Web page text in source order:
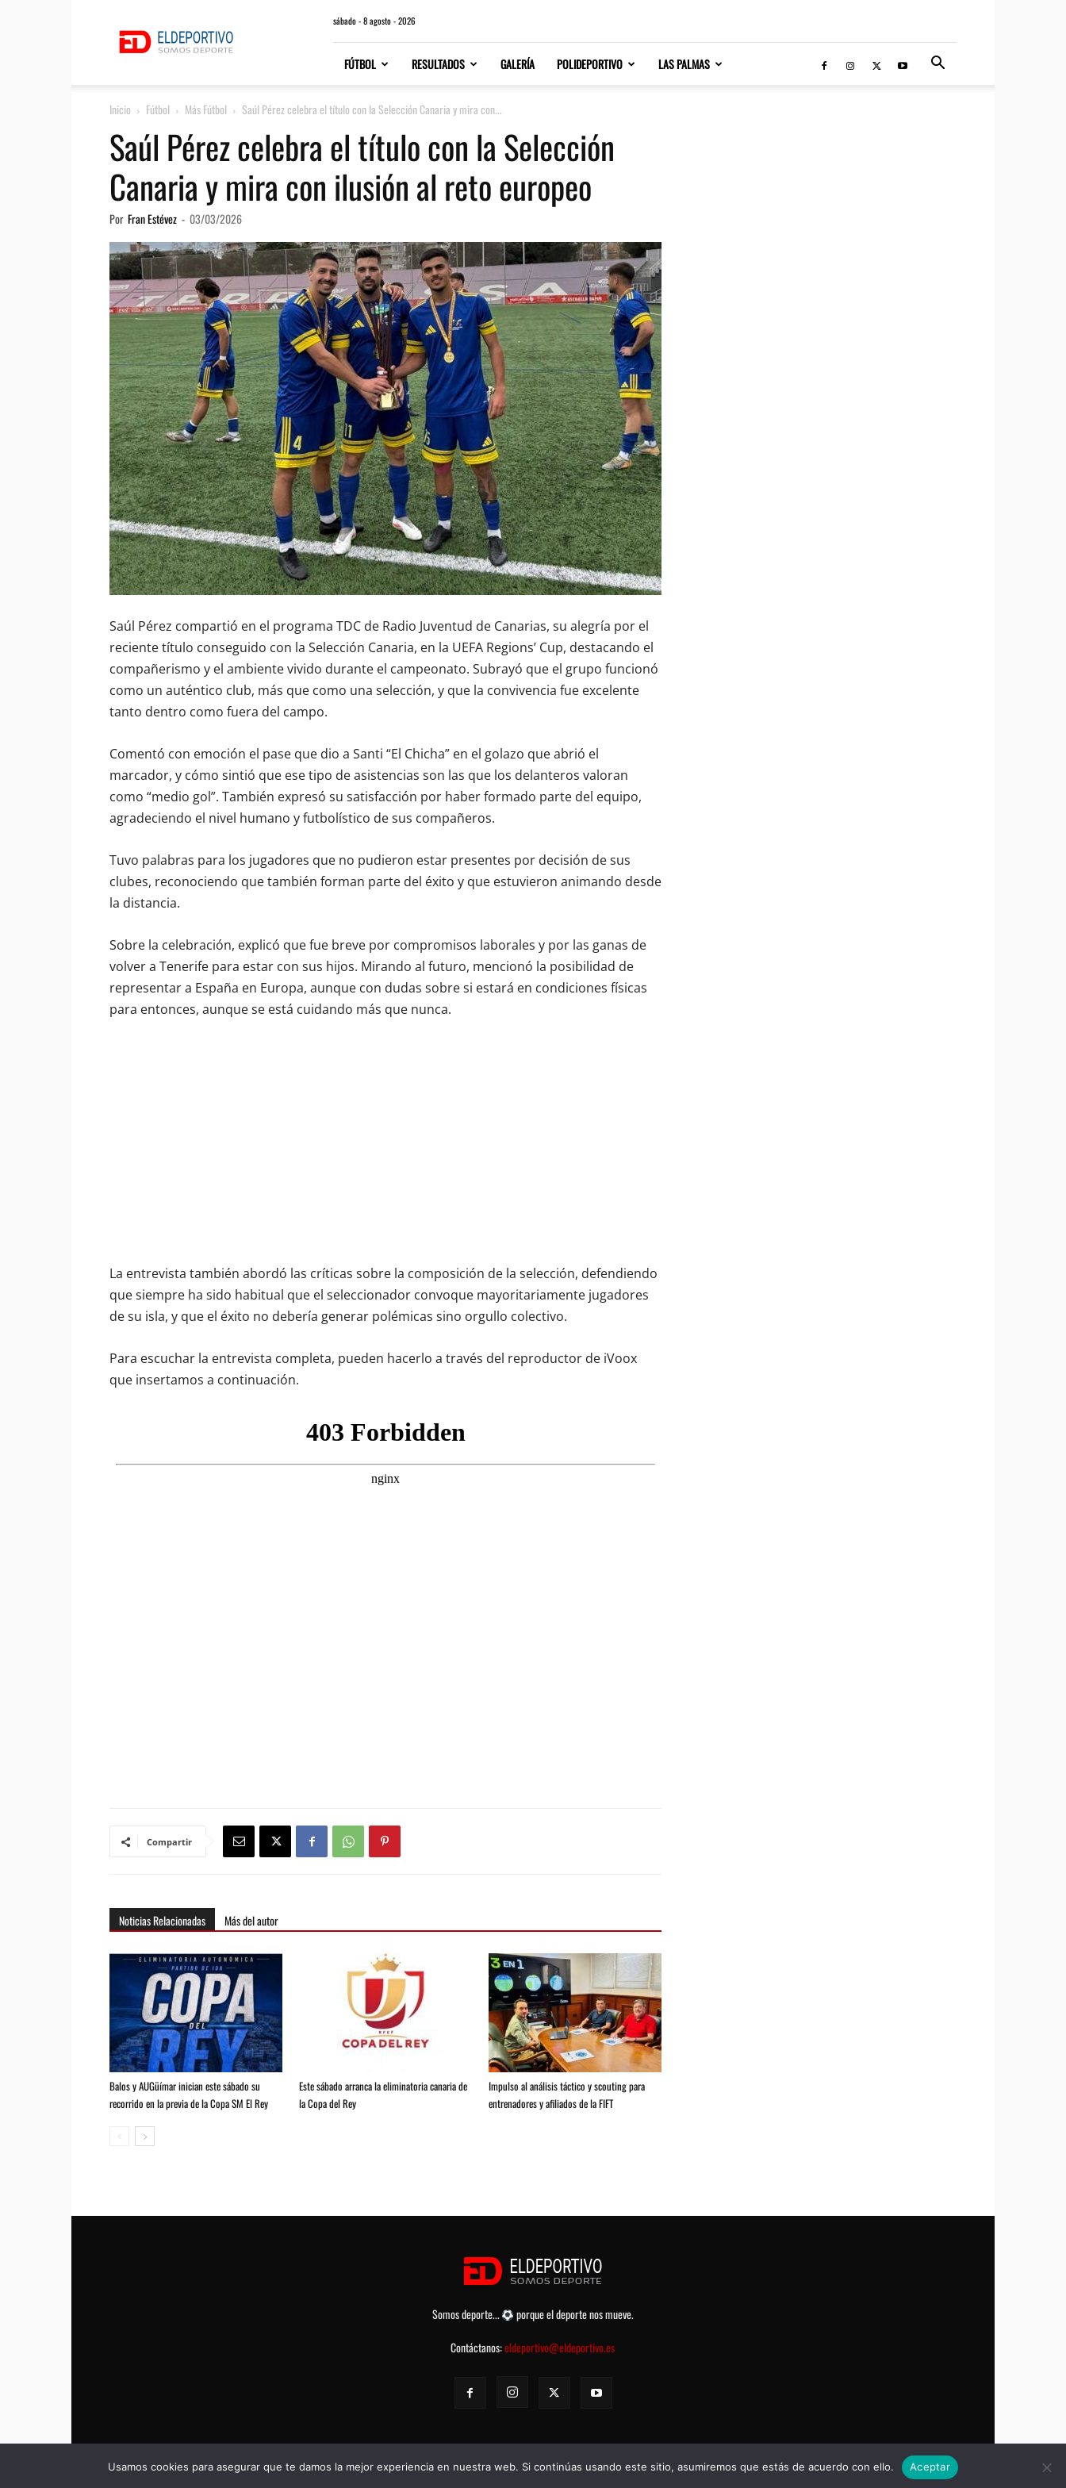
sábado - 8 agosto - 2026
FÚTBOL RESULTADOS GALERÍA POLIDEPORTIVO LAS PALMAS
Inicio Fútbol Más Fútbol Saúl Pérez celebra el título con la Selección Canaria y mira con...
Saúl Pérez celebra el título con la Selección
Canaria y mira con ilusión al reto europeo
Por Fran Estévez - 03/03/2026
Saúl Pérez compartió en el programa TDC de Radio Juventud de Canarias, su alegría por el
reciente título conseguido con la Selección Canaria, en la UEFA Regions’ Cup, destacando el
compañerismo y el ambiente vivido durante el campeonato. Subrayó que el grupo funcionó
como un auténtico club, más que como una selección, y que la convivencia fue excelente
tanto dentro como fuera del campo.
Comentó con emoción el pase que dio a Santi “El Chicha” en el golazo que abrió el
marcador, y cómo sintió que ese tipo de asistencias son las que los delanteros valoran
como “medio gol”. También expresó su satisfacción por haber formado parte del equipo,
agradeciendo el nivel humano y futbolístico de sus compañeros.
Tuvo palabras para los jugadores que no pudieron estar presentes por decisión de sus
clubes, reconociendo que también forman parte del éxito y que estuvieron animando desde
la distancia.
Sobre la celebración, explicó que fue breve por compromisos laborales y por las ganas de
volver a Tenerife para estar con sus hijos. Mirando al futuro, mencionó la posibilidad de
representar a España en Europa, aunque con dudas sobre si estará en condiciones físicas
para entonces, aunque se está cuidando más que nunca.
La entrevista también abordó las críticas sobre la composición de la selección, defendiendo
que siempre ha sido habitual que el seleccionador convoque mayoritariamente jugadores
de su isla, y que el éxito no debería generar polémicas sino orgullo colectivo.
Para escuchar la entrevista completa, pueden hacerlo a través del reproductor de iVoox
que insertamos a continuación.
Compartir
Noticias Relacionadas Más del autor
Balos y AUGüímar inician este sábado su
recorrido en la previa de la Copa SM El Rey
Este sábado arranca la eliminatoria canaria de
la Copa del Rey
Impulso al análisis táctico y scouting para
entrenadores y afiliados de la FIFT
Somos deporte...
porque el deporte nos mueve.
Contáctanos:eldeportivo@eldeportivo.es
© eldeportivo.es 2008 - 2025 Todos los Derechos Reservados - Política de Privacidad
Usamos cookies para asegurar que te damos la mejor experiencia en nuestra web. Si continúas usando este sitio, asumiremos que estás de acuerdo con ello. Aceptar